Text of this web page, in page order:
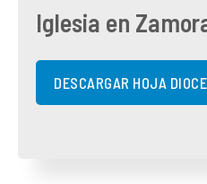
Iglesia en
DESCARGAR HOJA
COMPLIANCE
DOCTRINA DE LA IGLESIA
PASTORAL SAMARITANA
CENTROS SOCIALES
IMÁGENES
VÍDEOS